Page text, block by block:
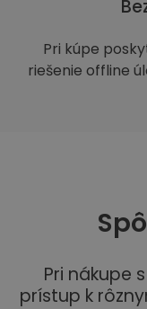
Pri kúpe
riešenie offline
Pri nákupe
prístup k